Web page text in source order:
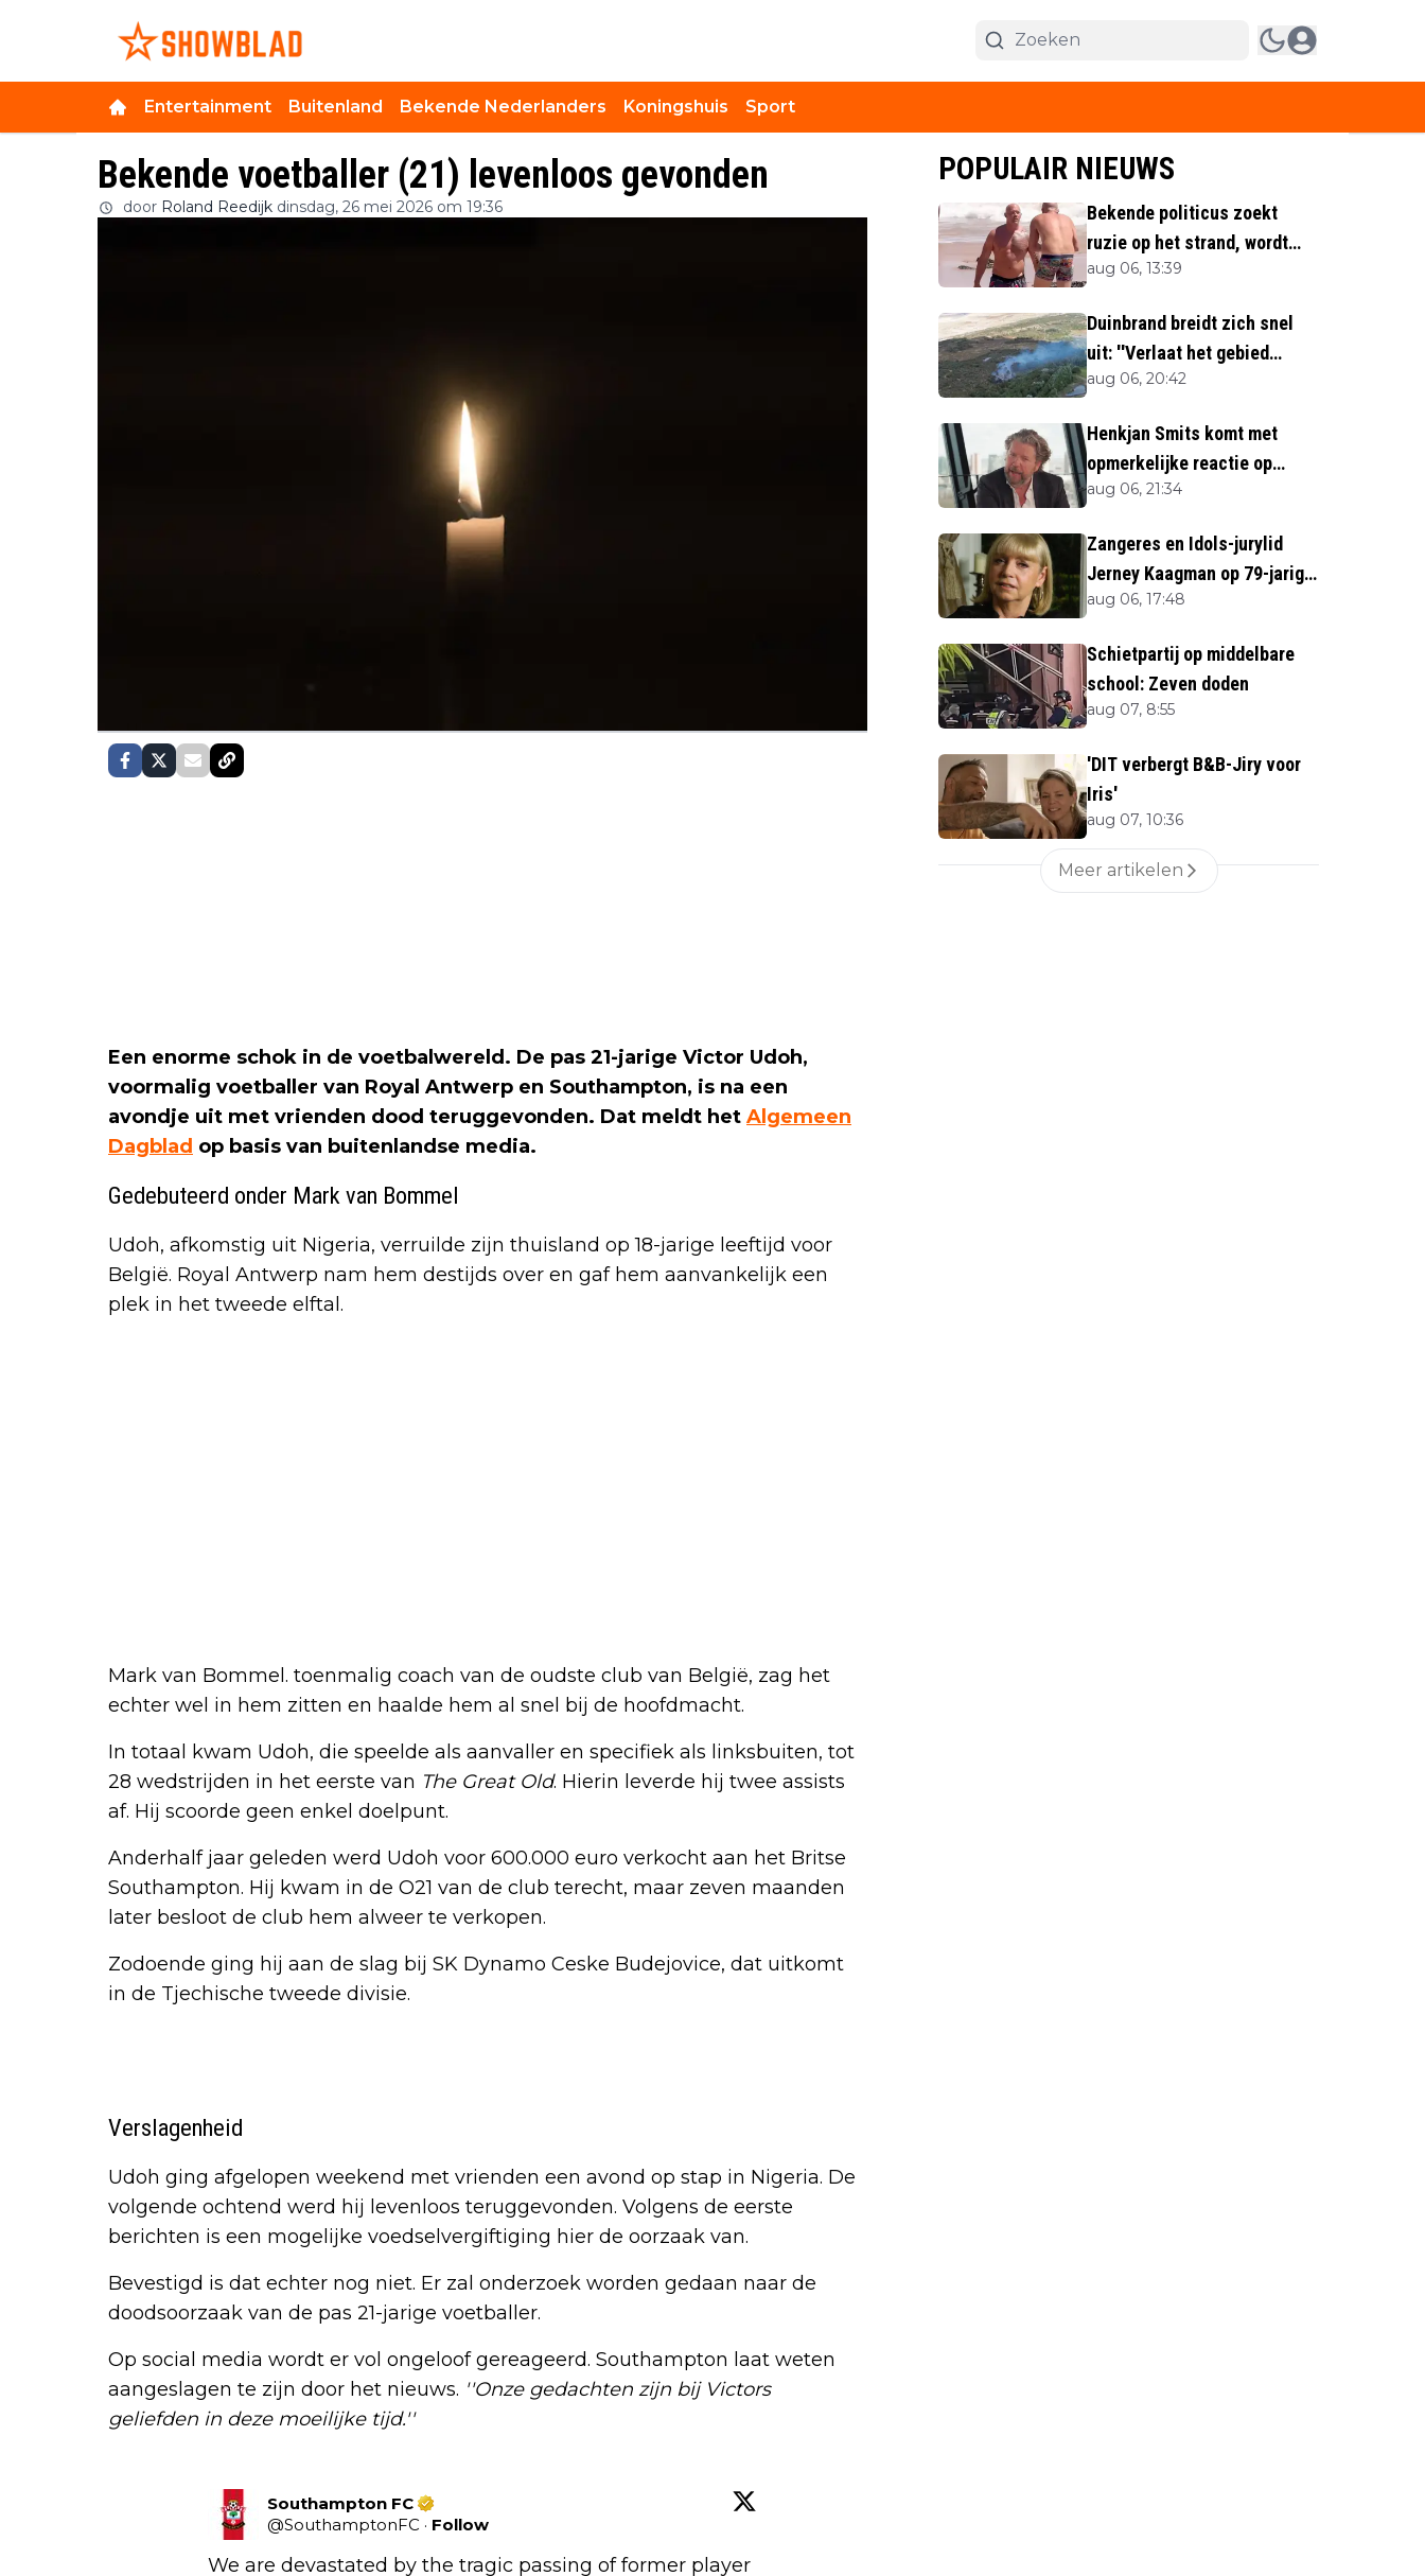
Entertainment Buitenland Bekende Nederlanders Koningshuis Sport
Bekende voetballer (21) levenloos gevonden
door Roland Reedijk dinsdag, 26 mei 2026 om 19:36
Een enorme schok in de voetbalwereld. De pas 21-jarige Victor Udoh,
voormalig voetballer van Royal Antwerp en Southampton, is na een
avondje uit met vrienden dood teruggevonden. Dat meldt het Algemeen
Dagblad op basis van buitenlandse media.
Gedebuteerd onder Mark van Bommel
Udoh, afkomstig uit Nigeria, verruilde zijn thuisland op 18-jarige leeftijd voor
België. Royal Antwerp nam hem destijds over en gaf hem aanvankelijk een
plek in het tweede elftal.
Mark van Bommel. toenmalig coach van de oudste club van België, zag het
echter wel in hem zitten en haalde hem al snel bij de hoofdmacht.
In totaal kwam Udoh, die speelde als aanvaller en specifiek als linksbuiten, tot
28 wedstrijden in het eerste van The Great Old. Hierin leverde hij twee assists
af. Hij scoorde geen enkel doelpunt.
Anderhalf jaar geleden werd Udoh voor 600.000 euro verkocht aan het Britse
Southampton. Hij kwam in de O21 van de club terecht, maar zeven maanden
later besloot de club hem alweer te verkopen.
Zodoende ging hij aan de slag bij SK Dynamo Ceske Budejovice, dat uitkomt
in de Tjechische tweede divisie.
Verslagenheid
Udoh ging afgelopen weekend met vrienden een avond op stap in Nigeria. De
volgende ochtend werd hij levenloos teruggevonden. Volgens de eerste
berichten is een mogelijke voedselvergiftiging hier de oorzaak van.
Bevestigd is dat echter nog niet. Er zal onderzoek worden gedaan naar de
doodsoorzaak van de pas 21-jarige voetballer.
Op social media wordt er vol ongeloof gereageerd. Southampton laat weten
aangeslagen te zijn door het nieuws. ''Onze gedachten zijn bij Victors
geliefden in deze moeilijke tijd.''
Southampton FC
@SouthamptonFC · Follow
We are devastated by the tragic passing of former player
POPULAIR NIEUWS
Bekende politicus zoekt
ruzie op het strand, wordt
neergemaaid
aug 06, 13:39
Duinbrand breidt zich snel
uit: ''Verlaat het gebied
direct''
aug 06, 20:42
Henkjan Smits komt met
opmerkelijke reactie op
overlijden Jerney Kaagman
aug 06, 21:34
Zangeres en Idols-jurylid
Jerney Kaagman op 79-jarige
leeftijd overleden
aug 06, 17:48
Schietpartij op middelbare
school: Zeven doden
aug 07, 8:55
'DIT verbergt B&B-Jiry voor
Iris'
aug 07, 10:36
Meer artikelen